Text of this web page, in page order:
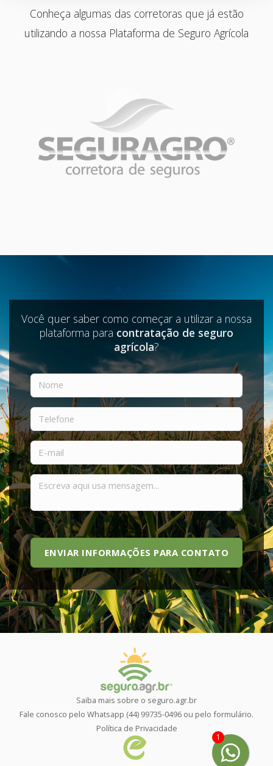
Conheça algumas das corretoras que já estão
utilizando a nossa Plataforma de Seguro Agrícola
Você quer saber como começar a utilizar a nossa
plataforma para contratação de seguro
agrícola?
ENVIAR INFORMAÇÕES PARA CONTATO
Saiba mais sobre o seguro.agr.br
Fale conosco pelo Whatsapp (44) 99735-0496 ou pelo formulário.
Política de Privacidade
1